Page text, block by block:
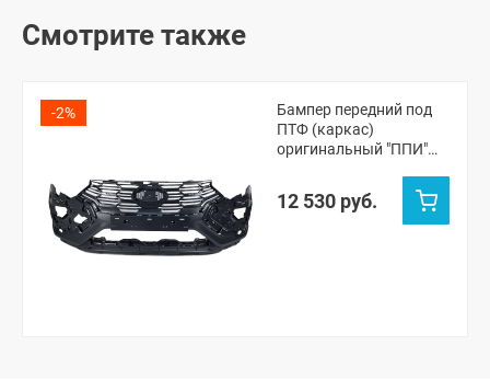
Смотрите также
-2%
Бампер передний под
ПТФ (каркас)
оригинальный "ППИ"
(неокрашенный)
12 530 руб.